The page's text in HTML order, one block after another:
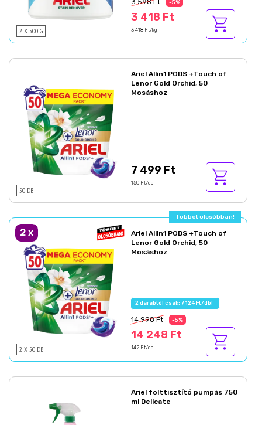
2 X 500 G
3 598 Ft -5%
3 418 Ft
3 418 Ft/kg
50 DB
Ariel Allin1 PODS +Touch of
Lenor Gold Orchid, 50
Mosáshoz
7 499 Ft
150 Ft/db
Többet olcsóbban!
2 x
2 X 50 DB
Ariel Allin1 PODS +Touch of
Lenor Gold Orchid, 50
Mosáshoz
2 darabtól csak: 7 124 Ft/db!
14 998 Ft -5%
14 248 Ft
142 Ft/db
Ariel folttisztító pumpás 750
ml Delicate